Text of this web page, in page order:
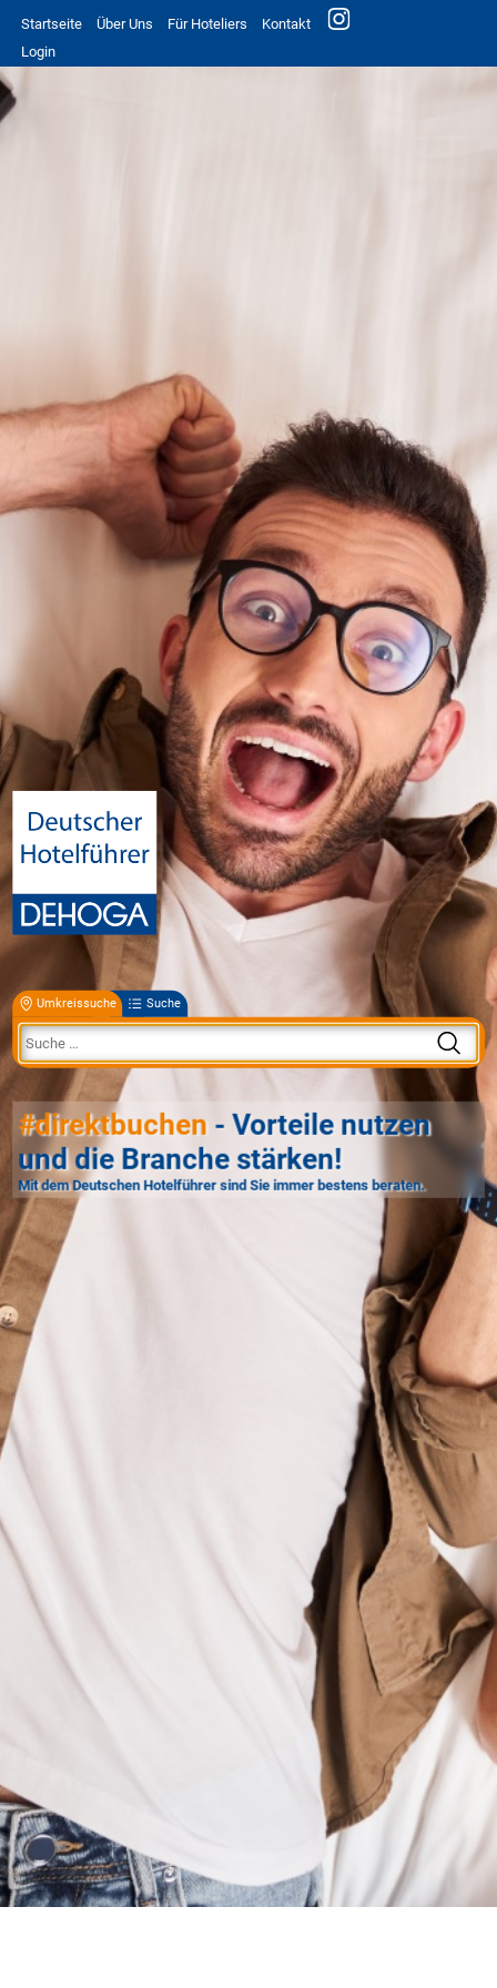
Startseite Über Uns Für Hoteliers
Kontakt
Login
Umkreissuche Suche
#direktbuchen - Vorteile nutzen
und die Branche stärken!
Mit dem Deutschen Hotelführer sind Sie immer bestens beraten.